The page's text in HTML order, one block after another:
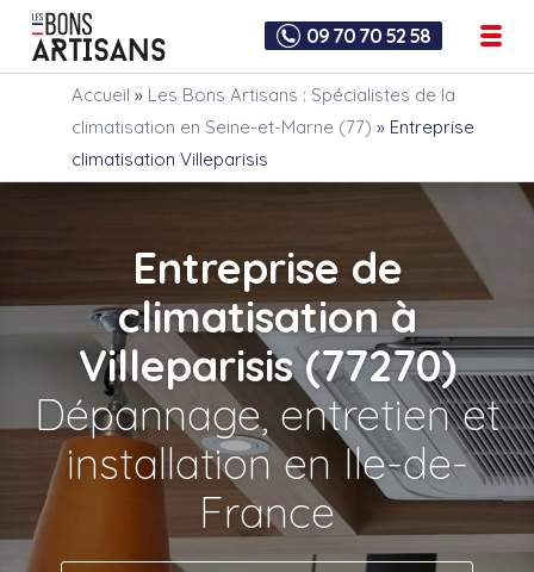
09 70 70 52 58
Accueil » Les Bons Artisans : Spécialistes de la
climatisation en Seine-et-Marne (77) » Entreprise
climatisation Villeparisis
Entreprise de
climatisation à
Villeparisis (77270)
Dépannage, entretien et
installation en Ile-de-
France